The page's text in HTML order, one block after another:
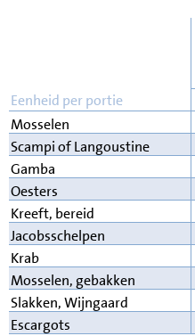
Eenheid per portie
Mosselen
Scampi of Langoustine
Gamba
Oesters
Kreeft, bereid
Jacobsschelpen
Krab
Mosselen, gebakken
Slakken, Wijngaard
Escargots